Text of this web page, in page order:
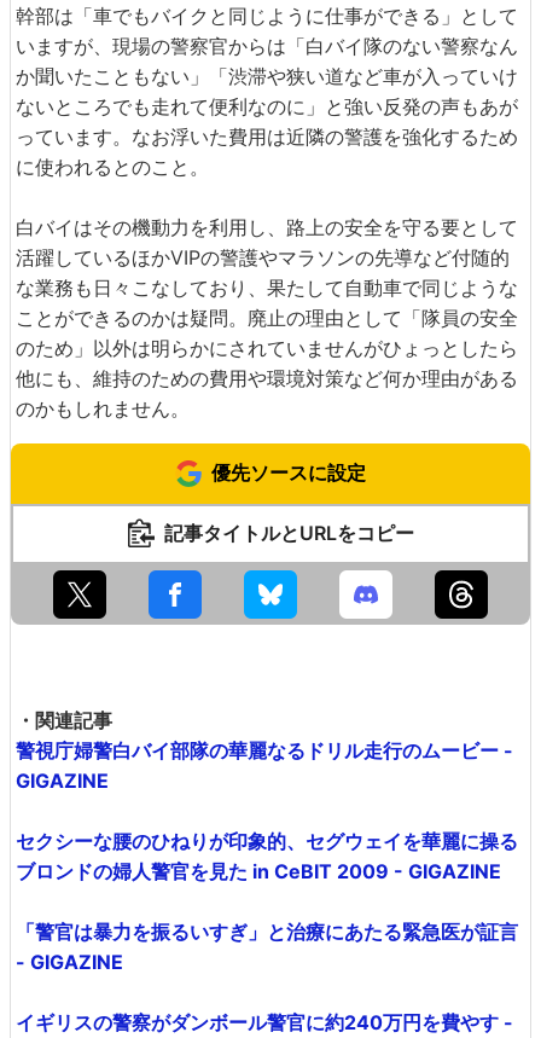
幹部は「車でもバイクと同じように仕事ができる」として
いますが、現場の警察官からは「白バイ隊のない警察なん
か聞いたこともない」「渋滞や狭い道など車が入っていけ
ないところでも走れて便利なのに」と強い反発の声もあが
っています。なお浮いた費用は近隣の警護を強化するため
に使われるとのこと。
白バイはその機動力を利用し、路上の安全を守る要として
活躍しているほかVIPの警護やマラソンの先導など付随的
な業務も日々こなしており、果たして自動車で同じような
ことができるのかは疑問。廃止の理由として「隊員の安全
のため」以外は明らかにされていませんがひょっとしたら
他にも、維持のための費用や環境対策など何か理由がある
のかもしれません。
優先ソースに設定
記事タイトルとURLをコピー
・関連記事
警視庁婦警白バイ部隊の華麗なるドリル走行のムービー -
GIGAZINE
セクシーな腰のひねりが印象的、セグウェイを華麗に操る
ブロンドの婦人警官を見た in CeBIT 2009 - GIGAZINE
「警官は暴力を振るいすぎ」と治療にあたる緊急医が証言
- GIGAZINE
イギリスの警察がダンボール警官に約240万円を費やす -